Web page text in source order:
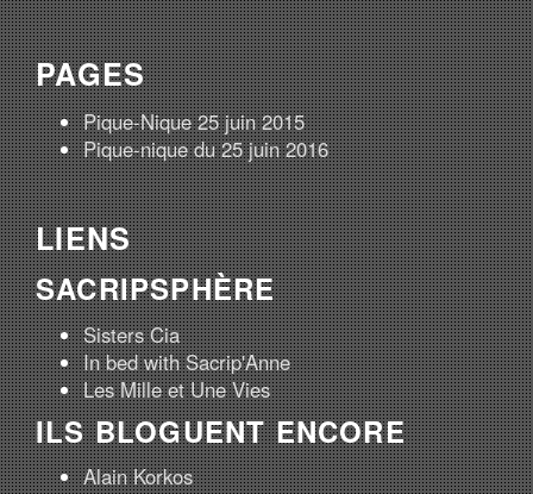
PAGES
Pique-Nique 25 juin 2015
Pique-nique du 25 juin 2016
LIENS
SACRIPSPHÈRE
Sisters Cia
In bed with Sacrip'Anne
Les Mille et Une Vies
ILS BLOGUENT ENCORE
Alain Korkos